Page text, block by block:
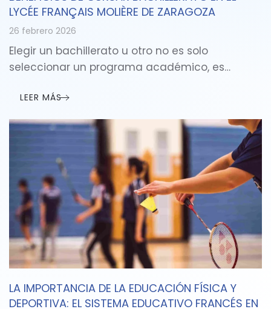
LYCÉE FRANÇAIS MOLIÈRE DE ZARAGOZA
26 febrero 2026
Elegir un bachillerato u otro no es solo
seleccionar un programa académico, es…
LEER MÁS
LA IMPORTANCIA DE LA EDUCACIÓN FÍSICA Y
DEPORTIVA: EL SISTEMA EDUCATIVO FRANCÉS EN